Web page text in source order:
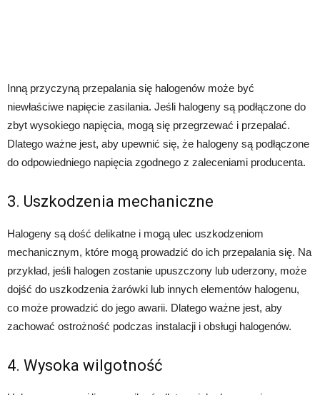
Inną przyczyną przepalania się halogenów może być
niewłaściwe napięcie zasilania. Jeśli halogeny są podłączone do
zbyt wysokiego napięcia, mogą się przegrzewać i przepalać.
Dlatego ważne jest, aby upewnić się, że halogeny są podłączone
do odpowiedniego napięcia zgodnego z zaleceniami producenta.
3. Uszkodzenia mechaniczne
Halogeny są dość delikatne i mogą ulec uszkodzeniom
mechanicznym, które mogą prowadzić do ich przepalania się. Na
przykład, jeśli halogen zostanie upuszczony lub uderzony, może
dojść do uszkodzenia żarówki lub innych elementów halogenu,
co może prowadzić do jego awarii. Dlatego ważne jest, aby
zachować ostrożność podczas instalacji i obsługi halogenów.
4. Wysoka wilgotność